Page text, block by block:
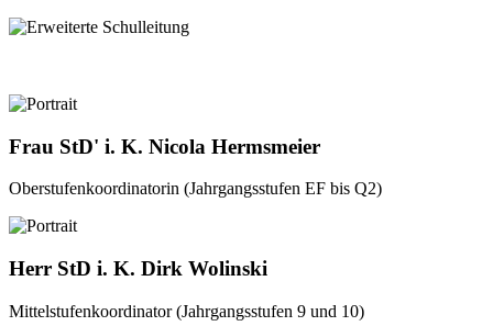
Frau StD' i. K. Nicola Hermsmeier
Oberstufenkoordinatorin (Jahrgangsstufen EF bis Q2)
Herr StD i. K. Dirk Wolinski
Mittelstufenkoordinator (Jahrgangsstufen 9 und 10)